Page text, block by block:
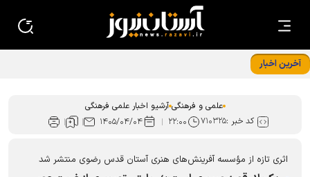
آخرین اخبار
علمی و فرهنگی آرشیو اخبار علمی فرهنگی
کد خبر :۷۱۰۳۲۵ ۲۲:۰۰ ۱۴۰۵/۰۴/۰۴
اثری تازه از مؤسسه آفرینش‌های هنری آستان قدس رضوی منتشر شد